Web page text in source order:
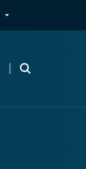
Ouvrir